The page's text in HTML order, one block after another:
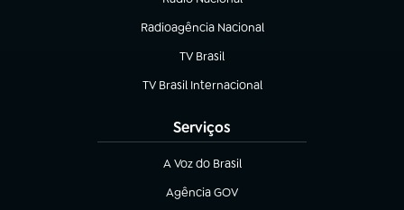
Radioagência Nacional
(abre em nova aba)
TV Brasil
(abre em nova aba)
TV Brasil Internacional
(abre em nova aba)
Serviços
A Voz do Brasil
(abre em nova aba)
Agência GOV
(abre em nova aba)